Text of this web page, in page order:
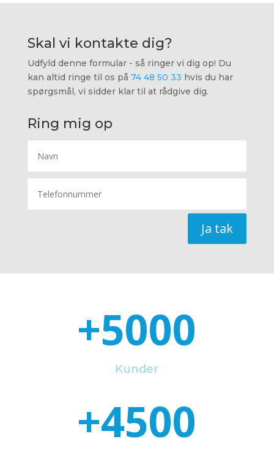
Skal vi kontakte dig?
Udfyld denne formular - så ringer vi dig op! Du
kan altid ringe til os på 74 48 50 33 hvis du har
spørgsmål, vi sidder klar til at rådgive dig.
Ring mig op
Ja tak
+5000
Kunder
+4500